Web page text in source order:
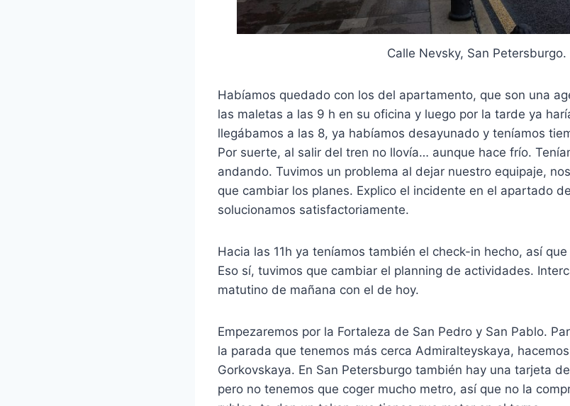
Calle Nevsky, San Petersburgo.
Habíamos quedado con los del apartamento, que son una
las maletas a las 9 h en su oficina y luego por la tarde ya
llegábamos a las 8, ya habíamos desayunado y teníamos
Por suerte, al salir del tren no llovía… aunque hace frío.
andando. Tuvimos un problema al dejar nuestro equipaje,
que cambiar los planes. Explico el incidente en el apartado
solucionamos satisfactoriamente.
Hacia las 11h ya teníamos también el check-in hecho, así
Eso sí, tuvimos que cambiar el planning de actividades.
matutino de mañana con el de hoy.
Empezaremos por la Fortaleza de San Pedro y San Pablo.
la parada que tenemos más cerca Admiralteyskaya,
Gorkovskaya. En San Petersburgo también hay una tarjeta
pero no tenemos que coger mucho metro, así que no la